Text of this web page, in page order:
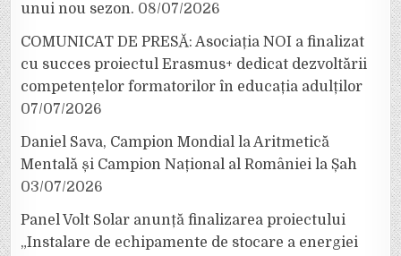
unui nou sezon. 08/07/2026
COMUNICAT DE PRESĂ: Asociația NOI a finalizat
cu succes proiectul Erasmus+ dedicat dezvoltării
competențelor formatorilor în educația adulților
07/07/2026
Daniel Sava, Campion Mondial la Aritmetică
Mentală și Campion Național al României la Șah
03/07/2026
Panel Volt Solar anunță finalizarea proiectului
„Instalare de echipamente de stocare a energiei